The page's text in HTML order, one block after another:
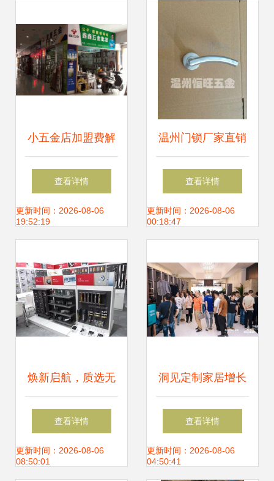
小五金店加盟费解
析 投资成本与盈利
前景全知道
查看详情
更新时间：2026-08-06
19:52:19
温州门锁厂家直销
不锈钢外装门锁及
五金配件批发零售
查看详情
更新时间：2026-08-06
00:18:47
焕新启航，质选无
忧——海福乐五金
万兴专卖店重装开
查看详情
更新时间：2026-08-06
08:50:01
洞见定制家居增长
之道 首场诺米品牌
价值赋能大会武汉
查看详情
更新时间：2026-08-06
04:50:41